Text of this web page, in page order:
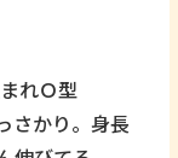
れＯ型
さかり。身長